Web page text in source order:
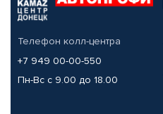
Телефон колл-центра
+7 949 00-00-550
Пн-Вс с 9.00 до 18.00